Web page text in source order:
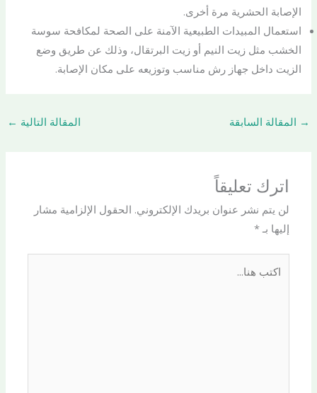
الإصابة الحشرية مرة أخرى.
استعمال المبيدات الطبيعية الآمنة على الصحة لمكافحة سوسة
الخشب مثل زيت النيم أو زيت البرتقال، وذلك عن طريق وضع
الزيت داخل جهاز رش مناسب وتوزيعه على مكان الإصابة.
→ المقالة السابقة المقالة التالية ←
اترك تعليقاً
لن يتم نشر عنوان بريدك الإلكتروني. الحقول الإلزامية مشار
إليها بـ*